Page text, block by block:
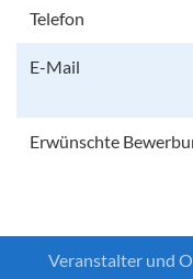
Telefon
E-Mail
Erwünschte
Veranstalter und